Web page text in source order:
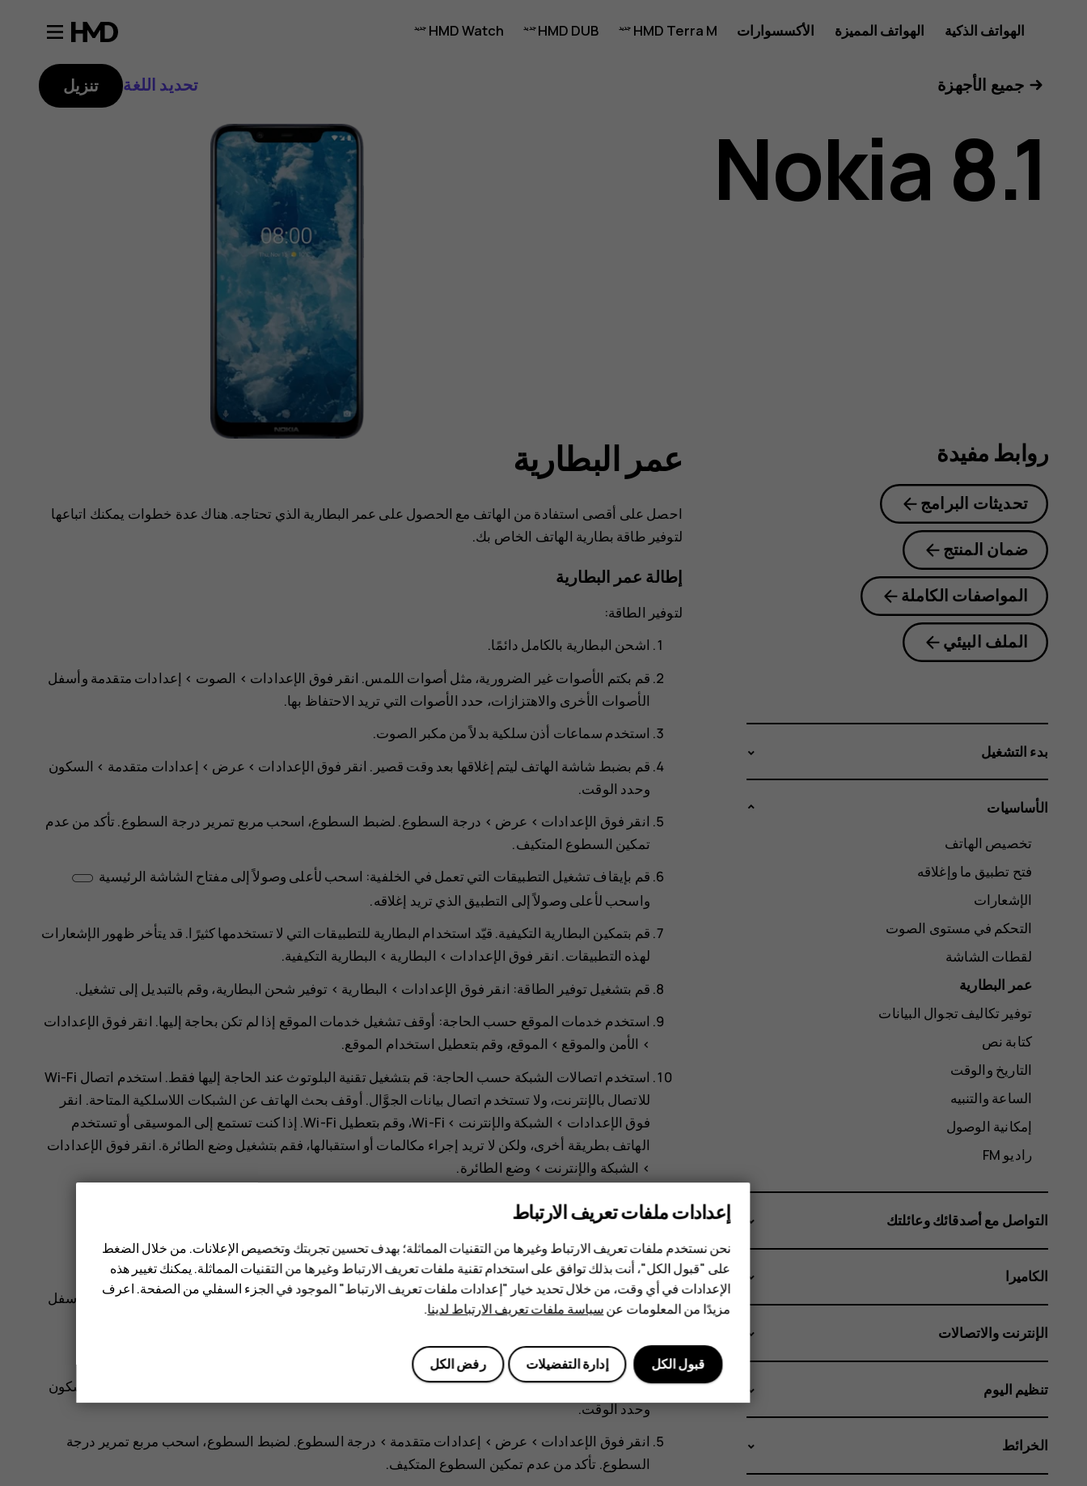
دليل
مستخدم
هاتف
الهواتف الذكية الهواتف المميزة الأكسسوارات HMD Terra M
HMD DUB
HMD Watch
جميع الأجهزة تحديد اللغة تنزيل
Nokia 8.1
عمر البطارية
احصل على أقصى استفادة من الهاتف مع الحصول على عمر البطارية الذي تحتاجه. هناك عدة خطوات يمكنك اتباعها
لتوفير طاقة بطارية الهاتف الخاص بك.
إطالة عمر البطارية
لتوفير الطاقة:
اشحن البطارية بالكامل دائمًا.
قم بكتم الأصوات غير الضرورية، مثل أصوات اللمس. انقر فوق
> الصوت > إعدادات متقدمة وأسفل
الأصوات الأخرى والاهتزازات، حدد الأصوات التي تريد الاحتفاظ بها.
استخدم سماعات أذن سلكية بدلاً من مكبر الصوت.
قم بضبط شاشة الهاتف ليتم إغلاقها بعد وقت قصير. انقر فوق الإعدادات >
> إعدادات متقدمة > السكون
وحدد الوقت.
انقر فوق الإعدادات > عرض > درجة السطوع. لضبط السطوع، اسحب مربع تمرير درجة السطوع. تأكد من عدم
تمكين السطوع المتكيف.
قم بإيقاف تشغيل التطبيقات التي تعمل في الخلفية: اسحب لأعلى وصولاً إلى مفتاح الشاشة الرئيسية ‬‏
واسحب لأعلى وصولاً إلى التطبيق الذي تريد إغلاقه.
قم بتمكين البطارية التكيفية. قيّد استخدام البطارية للتطبيقات التي لا تستخدمها كثيرًا. قد يتأخر ظهور الإشعارات
لهذه التطبيقات. انقر فوق الإعدادات > البطارية > البطارية التكيفية.
قم بتشغيل توفير الطاقة: انقر فوق الإعدادات > البطارية > توفير شحن البطارية، وقم بالتبديل إلى تشغيل.
استخدم خدمات الموقع حسب الحاجة: أوقف تشغيل خدمات الموقع إذا لم تكن بحاجة إليها. انقر فوق الإعدادات
> الأمن والموقع > الموقع، وقم بتعطيل استخدام الموقع.
استخدم اتصالات الشبكة حسب الحاجة: قم بتشغيل تقنية البلوتوث عند الحاجة إليها فقط. استخدم اتصال Wi-Fi
للاتصال بالإنترنت، ولا تستخدم اتصال بيانات الجوَّال. أوقف بحث الهاتف عن الشبكات اللاسلكية المتاحة. انقر
فوق
>
>
Wi-Fi، وقم بتعطيل Wi-Fi. إذا كنت تستمع إلى الموسيقى أو تستخدم
الهاتف بطريقة أخرى، ولكن لا تريد إجراء مكالمات أو استقبالها، فقم بتشغيل وضع الطائرة. انقر فوق الإعدادات
>
> وضع الطائرة.
يغلق وضع الطائرة الاتصالات بشبكة الجوّال ويقوم بإيقاف تشغيل ميزات الاتصال اللاسلكي الخاصة بجهازك.
اشحن البطارية بالكامل دائمًا.
قم بكتم الأصوات غير الضرورية، مثل أصوات اللمس. انقر فوق
‎الإعدادات >الصوت> إعدادات متقدمة
وأسفل
الأصوات الأخرى والاهتزازات، حدد الأصوات التي تريد الاحتفاظ بها.
استخدم سماعات أذن سلكية بدلاً من مكبر الصوت.
قم بضبط شاشة الهاتف ليتم إغلاقها بعد وقت قصير. انقر فوق
السكون
وحدد الوقت.
انقر فوق الإعدادات > عرض > إعدادات متقدمة > درجة السطوع. لضبط السطوع، اسحب مربع تمرير درجة
السطوع. تأكد من عدم تمكين السطوع المتكيف.
روابط مفيدة
تحديثات البرامج
ضمان المنتج
المواصفات الكاملة
الملف البيئي
بدء التشغيل
الأساسيات
تخصيص الهاتف
فتح تطبيق ما وإغلاقه
الإشعارات
التحكم في مستوى الصوت
لقطات الشاشة
عمر البطارية
توفير تكاليف تجوال البيانات
كتابة نص
التاريخ والوقت
الساعة والتنبيه
إمكانية الوصول
راديو FM
التواصل مع أصدقائك وعائلتك
الكاميرا
الإنترنت والاتصالات
تنظيم اليوم
الخرائط
إعدادات ملفات تعريف الارتباط
نحن نستخدم ملفات تعريف الارتباط وغيرها من التقنيات المماثلة؛ بهدف تحسين تجربتك وتخصيص الإعلانات. من خلال الضغط
على "قبول الكل"، أنت بذلك توافق على استخدام تقنية ملفات تعريف الارتباط وغيرها من التقنيات المماثلة. يمكنك تغيير هذه
الإعدادات في أي وقت، من خلال تحديد خيار "إعدادات ملفات تعريف الارتباط" الموجود في الجزء السفلي من الصفحة. اعرف
مزيدًا من المعلومات عنسياسة ملفات تعريف الارتباط لدينا.
رفض الكل إدارة التفضيلات قبول الكل